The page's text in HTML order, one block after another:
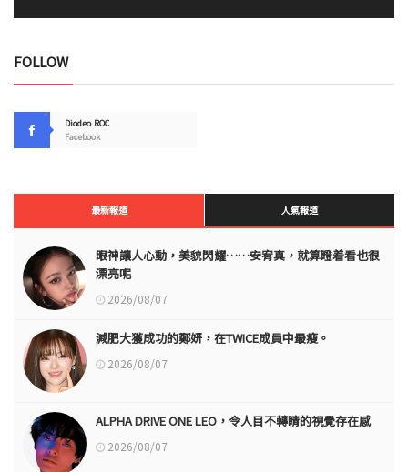
FOLLOW
Diodeo.ROC
Facebook
最新報道 人氣報道
眼神讓人心動，美貌閃耀……安宥真，就算瞪着看也很
漂亮呢
2026/08/07
減肥大獲成功的鄭妍，在TWICE成員中最瘦。
2026/08/07
ALPHA DRIVE ONE LEO，令人目不轉睛的視覺存在感
2026/08/07